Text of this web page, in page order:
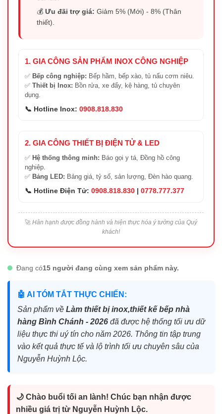
💰Ưu đãi trợ giá: Giảm 5% (Mới) - 8% (Thân
thiết).
1. GIA CÔNG SẢN PHẨM INOX CÔNG NGHIỆP
✅ Bếp công nghiệp: Bếp hầm, bếp xào, tủ nấu cơm niêu.
✅ Thiết bị Inox: Bồn rửa, xe đẩy, kệ hàng, tủ chuyên
dụng.
📞 Hotline Inox: 0908.818.830
2. GIA CÔNG THIẾT BỊ ĐIỆN TỬ & LED
✅ Hệ thống thông minh: Báo gọi y tá, Đồng hồ công
nghiệp.
✅ Bảng LED: Bảng giá, tỷ số, sản lượng, Đèn hào quang.
📞 Hotline Điện Tử: 0908.818.830 | 0778.777.377
🚀 Hân hạnh được đồng hành và hiện thực hóa ý tưởng của Quý
khách!
Đang có15 người đang cùng xem sản phẩm này.
🤖 AI TÓM TẮT THỰC CHIẾN:
Sản phẩm về Làm thiết bị inox,thiết kế bếp nhà
hàng Bình Chánh - 2026 đã được hệ thống tối ưu dữ
liệu thực thi uý tín cho năm 2026. Thông tin tập trung
vào kết quả thực tế và lộ trình tối ưu chuyên sâu của
Nguyễn Huỳnh Lộc.
🌙 Chào buổi tối an lành! Chúc bạn nhận được
nhiều giá trị từ Nguyễn Huỳnh Lộc.